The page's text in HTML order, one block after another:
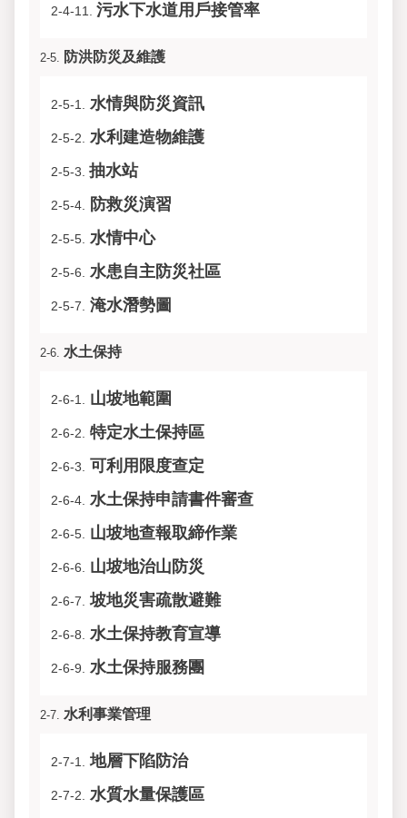
2-4-11. 污水下水道用戶接管率
2-5. 防洪防災及維護
2-5-1. 水情與防災資訊
2-5-2. 水利建造物維護
2-5-3. 抽水站
2-5-4. 防救災演習
2-5-5. 水情中心
2-5-6. 水患自主防災社區
2-5-7. 淹水潛勢圖
2-6. 水土保持
2-6-1. 山坡地範圍
2-6-2. 特定水土保持區
2-6-3. 可利用限度查定
2-6-4. 水土保持申請書件審查
2-6-5. 山坡地查報取締作業
2-6-6. 山坡地治山防災
2-6-7. 坡地災害疏散避難
2-6-8. 水土保持教育宣導
2-6-9. 水土保持服務團
2-7. 水利事業管理
2-7-1. 地層下陷防治
2-7-2. 水質水量保護區